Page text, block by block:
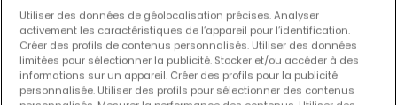
Maison jumelée
4
145 m²
1 194 687 €
Maison jumelée
3
137 m² 1 165 311 €
Utiliser des données de géolocalisation précises. Analyser
activement les caractéristiques de l’appareil pour l’identification.
Créer des profils de contenus personnalisés. Utiliser des données
limitées pour sélectionner la publicité. Stocker et/ou accéder à des
informations sur un appareil. Créer des profils pour la publicité
personnalisée. Utiliser des profils pour sélectionner des contenus